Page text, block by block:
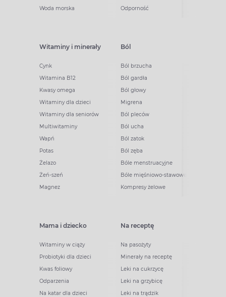
Woda morska
Odporność
Witaminy i minerały
Cynk
Witamina B12
Kwasy omega
Witaminy dla dzieci
Witaminy dla seniorów
Multiwitaminy
Wapń
Potas
Żelazo
Żeń-szeń
Magnez
Ból
Ból brzucha
Ból gardła
Ból głowy
Migrena
Ból pleców
Ból ucha
Ból zatok
Ból zęba
Bóle menstruacyjne
Bóle mięśniowo-stawowe
Kompresy żelowe
Mama i dziecko
Witaminy w ciąży
Probiotyki dla dzieci
Kwas foliowy
Odparzenia
Na katar dla dzieci
Na receptę
Na pasożyty
Minerały na receptę
Leki na cukrzycę
Leki na grzybicę
Leki na trądzik